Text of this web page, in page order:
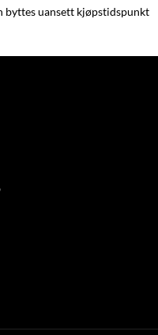
byttes uansett kjøpstidspunkt